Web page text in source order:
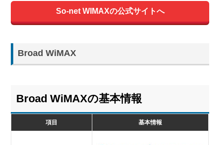
So-net WIMAXの公式サイトへ
Broad WiMAX
Broad WiMAXの基本情報
項目 基本情報